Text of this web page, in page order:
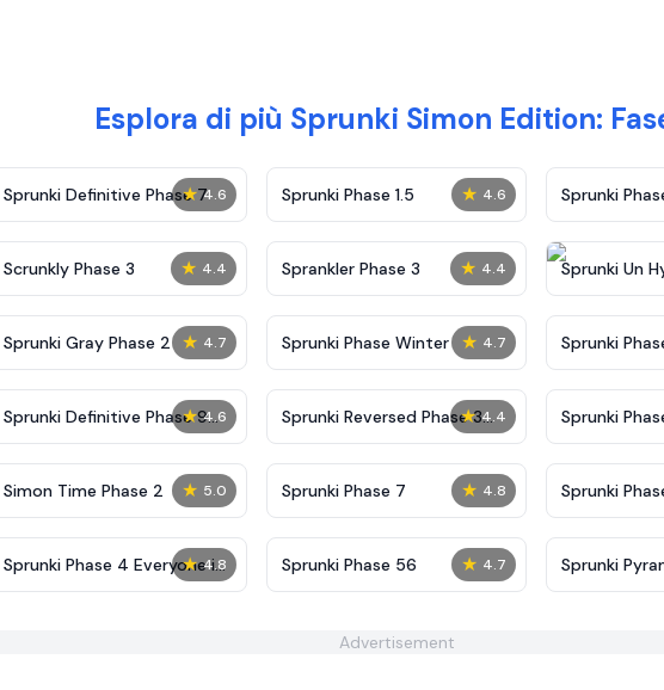
Esplora di più Sprunki Simon Edition:
★ 4.6
Sprunki Definitive Phase 7 ★ 4.6
Sprunki Phase 1.5 Sprunki
★ 4.4
Scrunkly Phase 3 ★ 4.4
Sprankler Phase 3
Sprunki Un
Phase 4
★ 4.7
Sprunki Gray Phase 2 ★ 4.7
Sprunki Phase Winter
Sprunki
Malediction
★ 4.6
Sprunki Definitive Phase 9
New
★ 4.4
Sprunki Reversed Phase 3
Definitive
Sprunki
Shifted
★ 5.0
Simon Time Phase 2 ★ 4.8
Sprunki Phase 7
Sprunki
(Fanmade)
★ 4.8
Sprunki Phase 4 Everyone is
Alive
★ 4.7
Sprunki Phase 56
Sprunki
Remake
Advertisement